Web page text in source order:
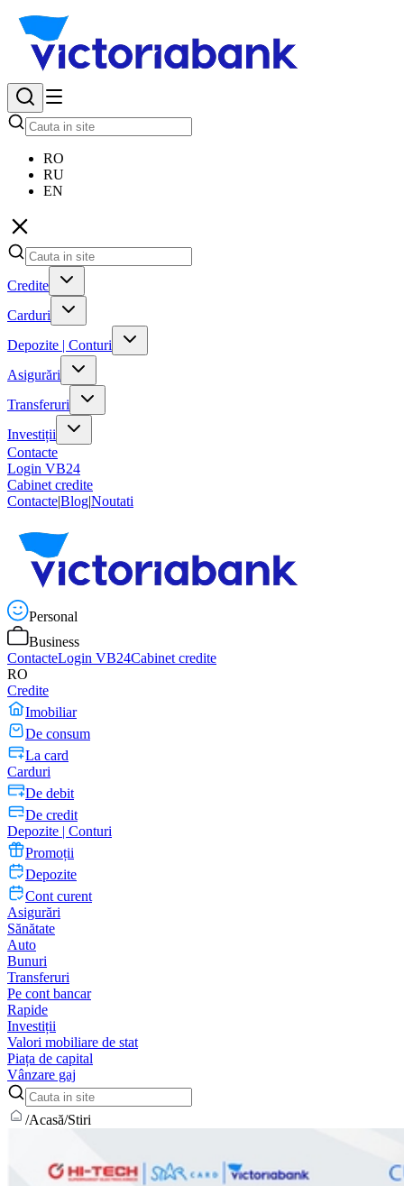
RO
RU
EN
Credite
Carduri
Depozite | Conturi
Asigurări
Transferuri
Investiții
Contacte
Login VB24
Cabinet credite
Contacte|Blog|Noutati
Personal
Business
ContacteLogin VB24Cabinet credite
RO
Credite
Imobiliar
De consum
La card
Carduri
De debit
De credit
Depozite | Conturi
Promoții
Depozite
Cont curent
Asigurări
Sănătate
Auto
Bunuri
Transferuri
Pe cont bancar
Rapide
Investiții
Valori mobiliare de stat
Piața de capital
Vânzare gaj
/Acasă/Stiri